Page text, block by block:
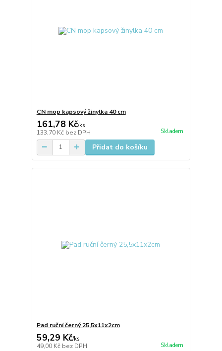
CN mop kapsový žinylka 40 cm
161,78 Kč/ks
133,70 Kč bez DPH Skladem
Přidat do košíku
Pad ruční černý 25,5x11x2cm
59,29 Kč/ks
49,00 Kč bez DPH Skladem